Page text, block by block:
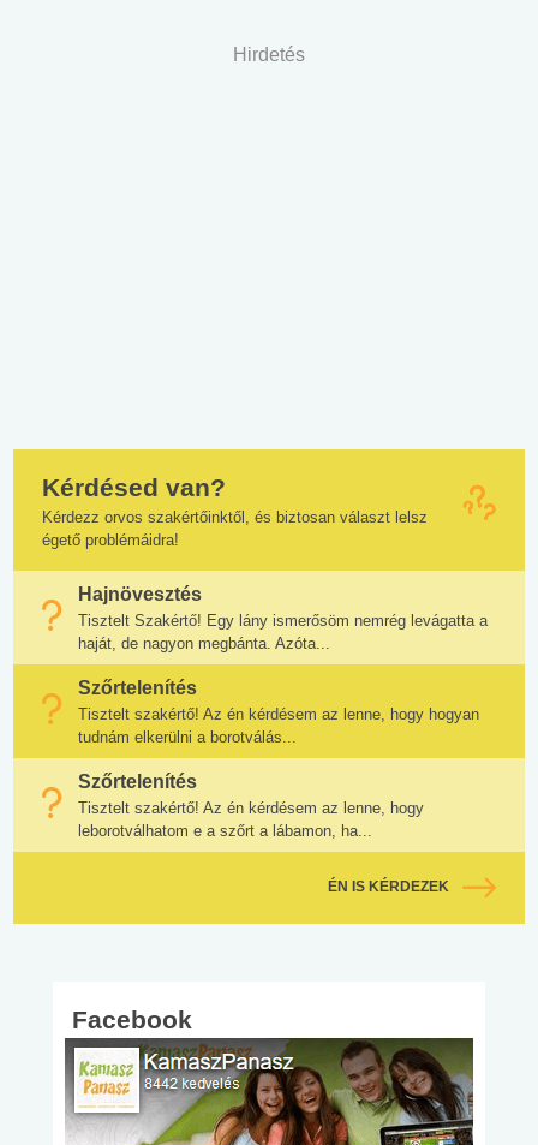
Hirdetés
Kérdésed van?
Kérdezz orvos szakértőinktől, és biztosan választ lelsz
égető problémáidra!
Hajnövesztés
Tisztelt Szakértő! Egy lány ismerősöm nemrég levágatta a
haját, de nagyon megbánta. Azóta...
Szőrtelenítés
Tisztelt szakértő! Az én kérdésem az lenne, hogy hogyan
tudnám elkerülni a borotválás...
Szőrtelenítés
Tisztelt szakértő! Az én kérdésem az lenne, hogy
leborotválhatom e a szőrt a lábamon, ha...
ÉN IS KÉRDEZEK
Facebook